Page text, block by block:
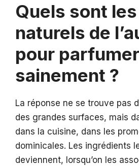
Quels sont
naturels de
pour parfumer
sainement ?
La réponse ne se trouve pas
des grandes surfaces, mais
dans la cuisine, dans les
dominicales. Les ingrédients
deviennent, lorsqu’on les